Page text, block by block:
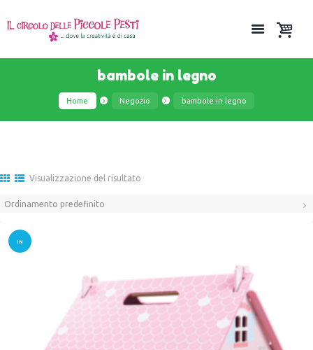
bambole in legno
Home Negozio bambole in legno
Visualizzazione del risultato
IN